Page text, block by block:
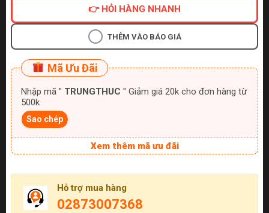
👉 HỎI HÀNG NHANH
THÊM VÀO BÁO GIÁ
Mã Ưu Đãi
Nhập mã " TRUNGTHUC " Giảm giá 20k cho đơn hàng từ
500k
Sao chép
Xem thêm mã ưu đãi
Hỗ trợ mua hàng
02873007368